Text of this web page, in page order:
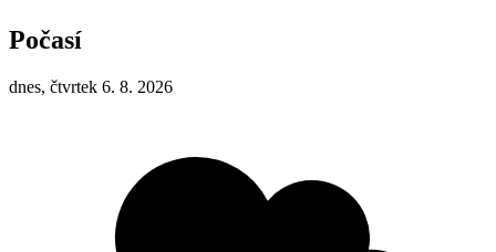
Počasí
dnes, čtvrtek 6. 8. 2026